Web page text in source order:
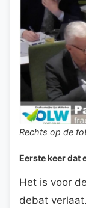
Rechts op de
Eerste keer dat
Het is voor
debat